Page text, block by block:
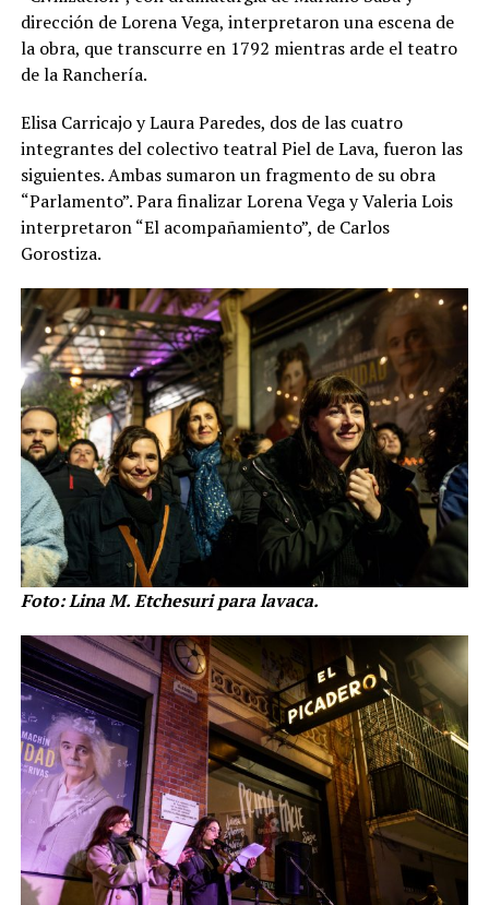
dirección de Lorena Vega, interpretaron una escena de
la obra, que transcurre en 1792 mientras arde el teatro
de la Ranchería.
Elisa Carricajo y Laura Paredes, dos de las cuatro
integrantes del colectivo teatral Piel de Lava, fueron las
siguientes. Ambas sumaron un fragmento de su obra
“Parlamento”. Para finalizar Lorena Vega y Valeria Lois
interpretaron “El acompañamiento”, de Carlos
Gorostiza.
Foto: Lina M. Etchesuri para lavaca.